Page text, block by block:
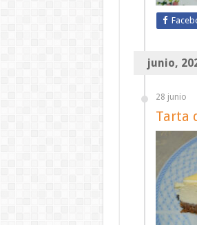
junio,
28 junio
Tarta